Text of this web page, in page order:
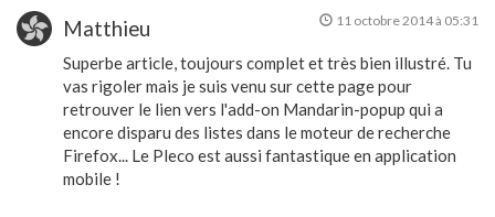
Matthieu 11 octobre 2014 à 05:31
Superbe article, toujours complet et très bien illustré. Tu
vas rigoler mais je suis venu sur cette page pour
retrouver le lien vers l'add-on Mandarin-popup qui a
encore disparu des listes dans le moteur de recherche
Firefox... Le Pleco est aussi fantastique en application
mobile !